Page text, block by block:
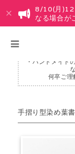
8/10(月)12
なる場合が
・ハンドメイド
何卒ご理
手摺り型染め葉